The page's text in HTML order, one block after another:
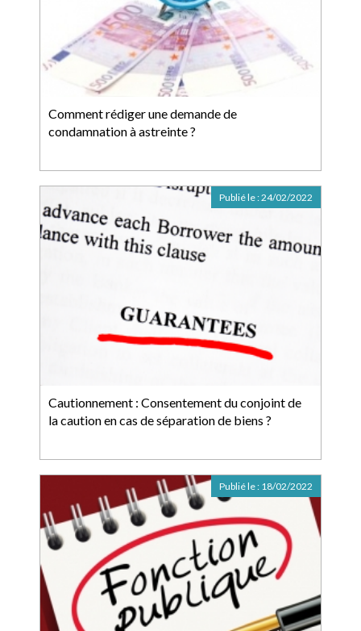
Comment rédiger une demande de
condamnation à astreinte ?
Cautionnement : Consentement du conjoint de
la caution en cas de séparation de biens ?
Publié le :24/02/2022
Publié le : 18/02/2022